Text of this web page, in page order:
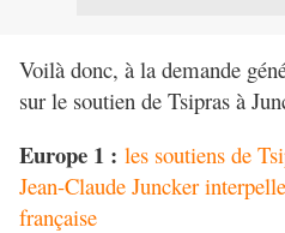
Voilà donc, à la demande
sur le soutien de Tsipras à
Europe 1 : les soutiens de
Jean-Claude Juncker
française